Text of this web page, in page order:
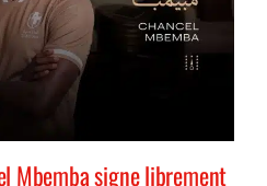
Mbemba signe librement